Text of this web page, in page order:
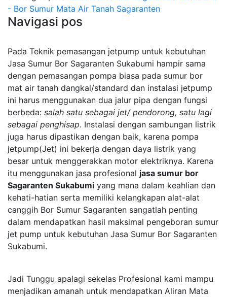
- Bor Sumur Mata Air Tanah Sagaranten
Navigasi pos
Pada Teknik pemasangan jetpump untuk kebutuhan
Jasa Sumur Bor Sagaranten Sukabumi hampir sama
dengan pemasangan pompa biasa pada sumur bor
mat air tanah dangkal/standard dan instalasi jetpump
ini harus menggunakan dua jalur pipa dengan fungsi
berbeda: salah satu sebagai jet/ pendorong, satu lagi
sebagai penghisap. Instalasi dengan sambungan listrik
juga harus dipastikan dengan baik, karena pompa
jetpump(Jet) ini bekerja dengan daya listrik yang
besar untuk menggerakkan motor elektriknya. Karena
itu menggunakan jasa profesional jasa sumur bor
Sagaranten Sukabumi yang mana dalam keahlian dan
kehati-hatian serta memiliki kelangkapan alat-alat
canggih Bor Sumur Sagaranten sangatlah penting
dalam mendapatkan hasil maksimal pengeboran sumur
jet pump untuk kebutuhan Jasa Sumur Bor Sagaranten
Sukabumi.
Jadi Tunggu apalagi sekelas Profesional kami mampu
menjadikan amanah untuk mendapatkan Aliran Mata